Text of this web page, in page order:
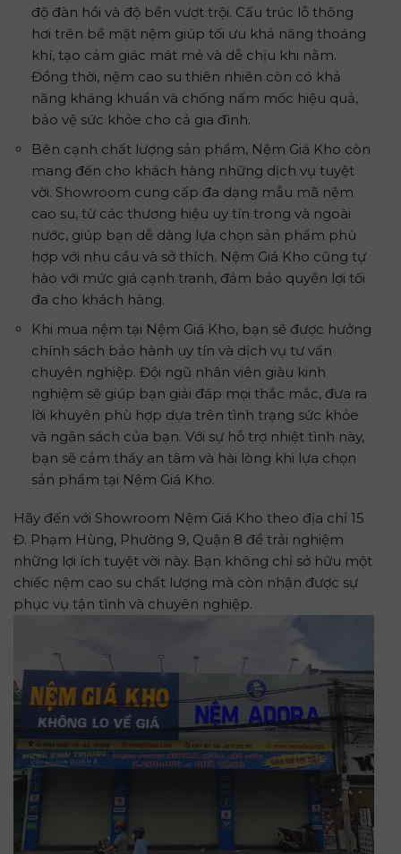
độ đàn hồi và độ bền vượt trội. Cấu trúc lỗ thông
hơi trên bề mặt nệm giúp tối ưu khả năng thoáng
khí, tạo cảm giác mát mẻ và dễ chịu khi nằm.
Đồng thời, nệm cao su thiên nhiên còn có khả
năng kháng khuẩn và chống nấm mốc hiệu quả,
bảo vệ sức khỏe cho cả gia đình.
Bên cạnh chất lượng sản phẩm, Nệm Giá Kho còn
mang đến cho khách hàng những dịch vụ tuyệt
vời. Showroom cung cấp đa dạng mẫu mã nệm
cao su, từ các thương hiệu uy tín trong và ngoài
nước, giúp bạn dễ dàng lựa chọn sản phẩm phù
hợp với nhu cầu và sở thích. Nệm Giá Kho cũng tự
hào với mức giá cạnh tranh, đảm bảo quyền lợi tối
đa cho khách hàng.
Khi mua nệm tại Nệm Giá Kho, bạn sẽ được hưởng
chính sách bảo hành uy tín và dịch vụ tư vấn
chuyên nghiệp. Đội ngũ nhân viên giàu kinh
nghiệm sẽ giúp bạn giải đáp mọi thắc mắc, đưa ra
lời khuyên phù hợp dựa trên tình trạng sức khỏe
và ngân sách của bạn. Với sự hỗ trợ nhiệt tình này,
bạn sẽ cảm thấy an tâm và hài lòng khi lựa chọn
sản phẩm tại Nệm Giá Kho.
Hãy đến với Showroom Nệm Giá Kho theo địa chỉ 15
Đ. Phạm Hùng, Phường 9, Quận 8 để trải nghiệm
những lợi ích tuyệt vời này. Bạn không chỉ sở hữu một
chiếc nệm cao su chất lượng mà còn nhận được sự
phục vụ tận tình và chuyên nghiệp.